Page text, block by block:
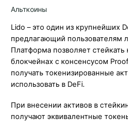
Альткоины
Lido – это один из крупнейших
предлагающий пользователям
Платформа позволяет стейкать
блокчейнах с консенсусом
получать токенизированные
использовать в DeFi.
При внесении активов в
получают эквивалентные